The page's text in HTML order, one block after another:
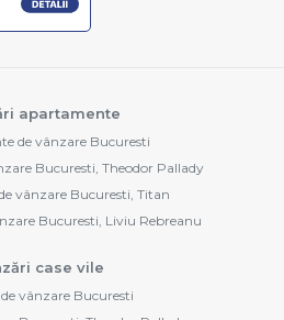
apartamente
de vânzare Bucuresti
Bucuresti, Theodor Pallady
vânzare Bucuresti, Titan
Bucuresti, Liviu Rebreanu
case vile
de vânzare Bucuresti